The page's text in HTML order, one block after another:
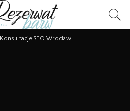
Konsultacje SEO Wrocław